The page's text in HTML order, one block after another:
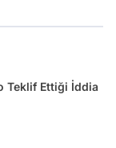
Teklif Ettiği İddia